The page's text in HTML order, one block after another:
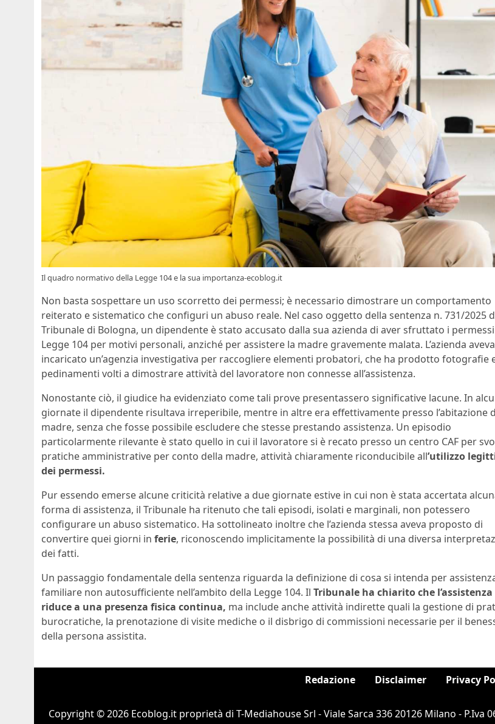
Il quadro normativo della Legge 104 e la sua importanza-ecoblog.it
Non basta sospettare un uso scorretto dei permessi; è necessario dimostrare un comportamento
reiterato e sistematico che configuri un abuso reale. Nel caso oggetto della sentenza n. 731/2025
Tribunale di Bologna, un dipendente è stato accusato dalla sua azienda di aver sfruttato i
Legge 104 per motivi personali, anziché per assistere la madre gravemente malata. L’azienda aveva
incaricato un’agenzia investigativa per raccogliere elementi probatori, che ha prodotto fotografie
pedinamenti volti a dimostrare attività del lavoratore non connesse all’assistenza.
Nonostante ciò, il giudice ha evidenziato come tali prove presentassero significative lacune. In
giornate il dipendente risultava irreperibile, mentre in altre era effettivamente presso l’abitazione
madre, senza che fosse possibile escludere che stesse prestando assistenza. Un episodio
particolarmente rilevante è stato quello in cui il lavoratore si è recato presso un centro CAF per
pratiche amministrative per conto della madre, attività chiaramente riconducibile all’utilizzo
dei permessi.
Pur essendo emerse alcune criticità relative a due giornate estive in cui non è stata accertata
forma di assistenza, il Tribunale ha ritenuto che tali episodi, isolati e marginali, non potessero
configurare un abuso sistematico. Ha sottolineato inoltre che l’azienda stessa aveva proposto di
convertire quei giorni in ferie, riconoscendo implicitamente la possibilità di una diversa
dei fatti.
Un passaggio fondamentale della sentenza riguarda la definizione di cosa si intenda per
familiare non autosufficiente nell’ambito della Legge 104. Il Tribunale ha chiarito che
riduce a una presenza fisica continua, ma include anche attività indirette quali la gestione di
burocratiche, la prenotazione di visite mediche o il disbrigo di commissioni necessarie per il
della persona assistita.
Redazione Disclaimer Privacy
Copyright © 2026 Ecoblog.it proprietà di T-Mediahouse Srl - Viale Sarca 336 20126 Milano -